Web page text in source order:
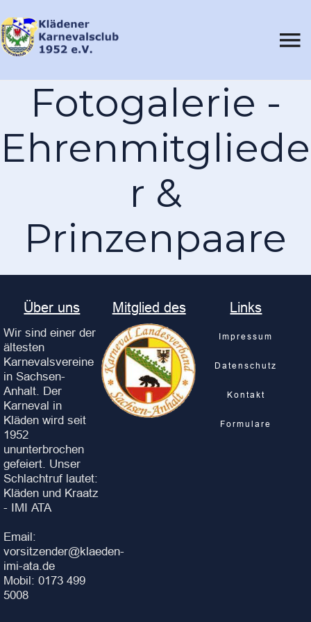
Fotogalerie -
Ehrenmitgliede
r &
Prinzenpaare
Über uns
Wir sind einer der
ältesten
Karnevalsvereine
in Sachsen-
Anhalt. Der
Karneval in
Kläden wird seit
1952
ununterbrochen
gefeiert. Unser
Schlachtruf lautet:
Kläden und Kraatz
- IMI ATA
Email:
vorsitzender@klaeden-
imi-ata.de
Mobil: 0173 499
5008
Mitglied des Links
Impressum
Datenschutz
Kontakt
Formulare